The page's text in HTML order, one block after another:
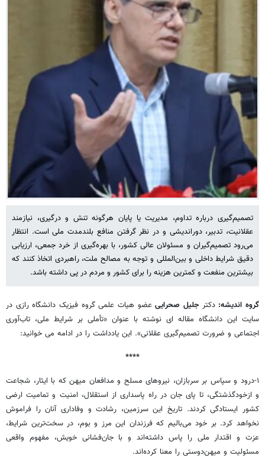
تصمیم‌گیری درباره تداوم، مدیریت یا پایان هرگونه تنش و درگیری، نیازمند
عقلانیت، تدبیر، دوراندیشی و در نظر گرفتن منافع بلندمدت ملی است. انتظار
می‌رود تصمیم‌گیران و مسئولان عالی کشور، با بهره‌گیری از خرد جمعی، ارزیابی
دقیق شرایط داخلی و بین‌المللی و توجه به مصالح ملت، راهبردی اتخاذ کنند که
بیشترین منفعت و کمترین هزینه را برای کشور و مردم در پی داشته باشد.
گروه اندیشه: دکتر جلیل صحرایی عضو هیات علمی گروه فیزیک دانشگاه رازی در
سایت این دانشگاه مقاله ای نوشته با عنوان «تأملی بر شرایط ملی، تاب‌آوری
اجتماعی و ضرورت تصمیم‌گیری عقلانی». این یادداشت را در ادامه می خوانید:
****
۱-درود و سپاس بر سربازان، نیروهای مسلح و مدافعان میهن که با ایثار، شجاعت
و ازخودگذشتگی، تا پای جان در راه پاسداری از استقلال، امنیت و تمامیت ارضی
کشور ایستادگی کردند. تاریخ این سرزمین، رشادت و وفاداری آنان را فراموش
نخواهد کرد. بر خود می‌بالیم که فرزندان این مرز و بوم، در سخت‌ترین شرایط،
عزت و اقتدار ملی را پاس داشته‌اند و با جان‌فشانی خویش، مفهوم واقعی
مسئولیت و میهن‌دوستی را معنا کرده‌اند.